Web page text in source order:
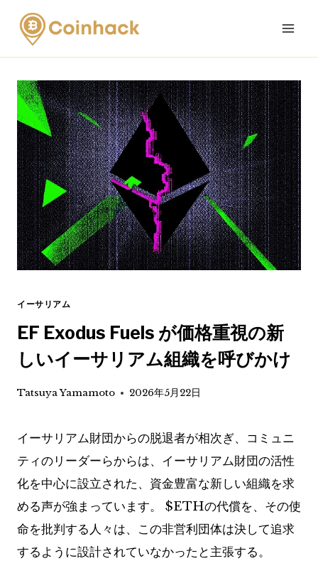
Skip
content
イーサリアム
EF Exodus Fuels が価格重視の新
しいイーサリアム組織を呼びかけ
Tatsuya Yamamoto 2026年5月22日
イーサリアム財団からの脱退者が相次ぎ、コミュニ
ティのリーダーらからは、イーサリアム財団の活性
化を中心に設立された、資金豊富な新しい組織を求
める声が強まっています。 $ETHの代償を、その使
命を批判する人々は、この非営利団体は決して追求
するように設計されていなかったと主張する。